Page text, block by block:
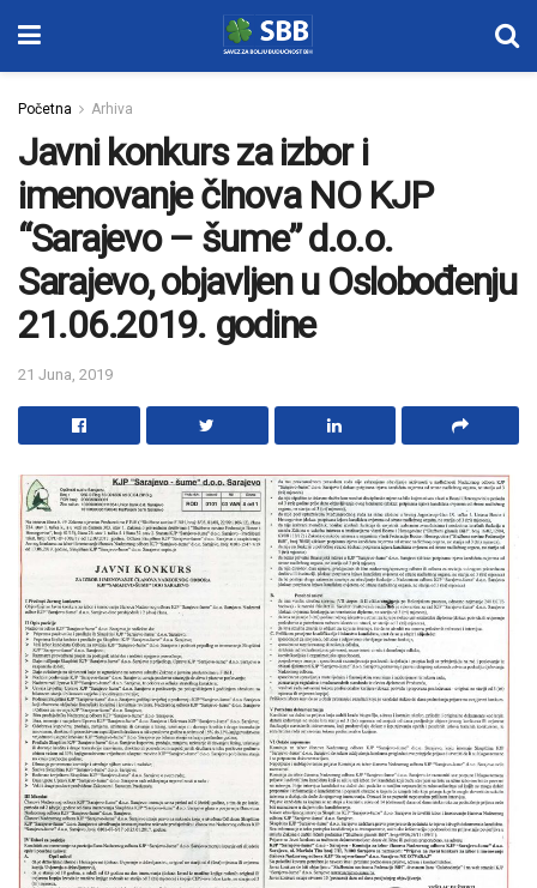
Početna Arhiva
Javni konkurs za izbor i
imenovanje člnova NO KJP
“Sarajevo – šume” d.o.o.
Sarajevo, objavljen u Oslobođenju
21.06.2019. godine
21 Juna, 2019